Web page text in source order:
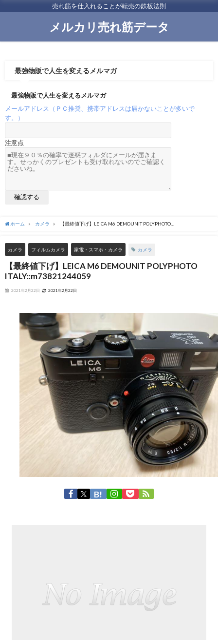
売れ筋を仕入れることが転売の鉄板法則
メルカリ売れ筋データ
最強物販で人生を変えるメルマガ
最強物販で人生を変えるメルマガ
メールアドレス（ＰＣ推奨、携帯アドレスは届かないことが多いで
す。）
注意点
ホーム カメラ
【最終値下げ】LEICA M6 DEMOUNIT POLYPHOTO
カメラ フィルムカメラ 家電・スマホ・カメラ カメラ
【最終値下げ】LEICA M6 DEMOUNIT POLYPHOTO
ITALY::m73821244059
2021年2月22日 2021年2月22日